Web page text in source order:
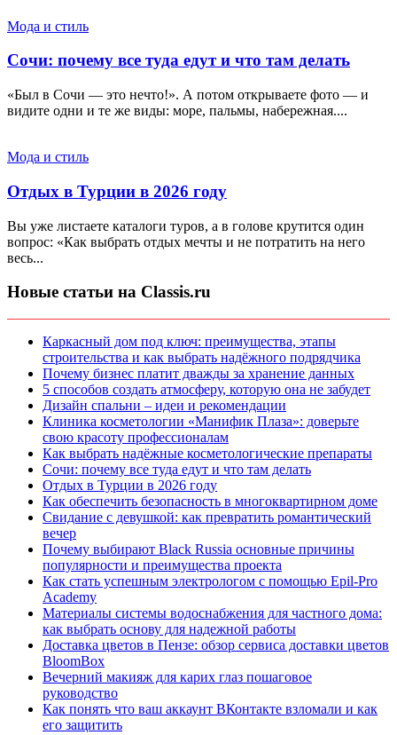
Мода и стиль
Сочи: почему все туда едут и что там делать
«Был в Сочи — это нечто!». А потом открываете фото — и
видите одни и те же виды: море, пальмы, набережная....
Мода и стиль
Отдых в Турции в 2026 году
Вы уже листаете каталоги туров, а в голове крутится один
вопрос: «Как выбрать отдых мечты и не потратить на него
весь...
Новые статьи на Classis.ru
Каркасный дом под ключ: преимущества, этапы
строительства и как выбрать надёжного подрядчика
Почему бизнес платит дважды за хранение данных
5 способов создать атмосферу, которую она не забудет
Дизайн спальни – идеи и рекомендации
Клиника косметологии «Манифик Плаза»: доверьте
свою красоту профессионалам
Как выбрать надёжные косметологические препараты
Сочи: почему все туда едут и что там делать
Отдых в Турции в 2026 году
Как обеспечить безопасность в многоквартирном доме
Свидание с девушкой: как превратить романтический
вечер
Почему выбирают Black Russia основные причины
популярности и преимущества проекта
Как стать успешным электрологом с помощью Epil-Pro
Academy
Материалы системы водоснабжения для частного дома:
как выбрать основу для надежной работы
Доставка цветов в Пензе: обзор сервиса доставки цветов
BloomBox
Вечерний макияж для карих глаз пошаговое
руководство
Как понять что ваш аккаунт ВКонтакте взломали и как
его защитить